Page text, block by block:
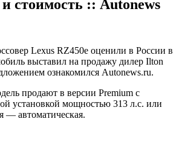
стоимость :: Autonews
Lexus RZ450e оценили в России в
выставил на продажу дилер Ilton
ознакомился Autonews.ru.
продают в версии Premium с
установкой мощностью 313 л.с. или
— автоматическая.